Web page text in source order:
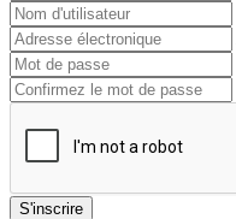
S'inscrire